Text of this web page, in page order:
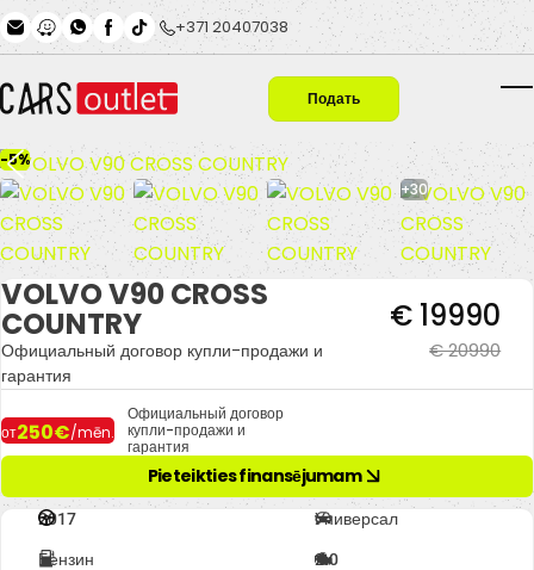
Skip to main content+371 20407038
Подать
заявку
-5%
+30
VOLVO V90 CROSS
COUNTRY
Официальный договор купли-продажи и
гарантия
€ 20990
€ 19990
от250€/mēn.
Официальный договор
купли-продажи и
гарантия
Pieteikties finansējumam
2017 Универсал
Бензин 2.0